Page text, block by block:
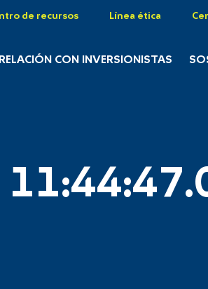
de recursos Línea ética
RELACIÓN CON INVERSIONISTAS